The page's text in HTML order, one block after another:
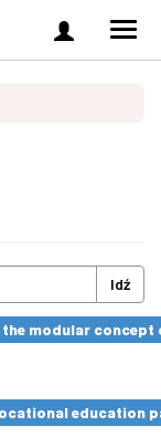
Zaloguj
się
Idź
modular concept
education